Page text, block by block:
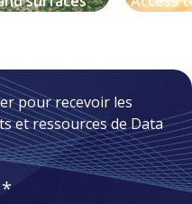
pour recevoir les
et ressources de Data